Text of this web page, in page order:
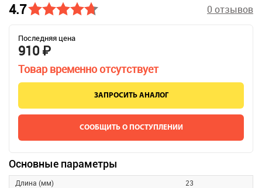
4.7 0 отзывов
Последняя цена
910 ₽
Товар временно отсутствует
ЗАПРОСИТЬ АНАЛОГ
СООБЩИТЬ О ПОСТУПЛЕНИИ
Основные параметры
Длина (мм)
23